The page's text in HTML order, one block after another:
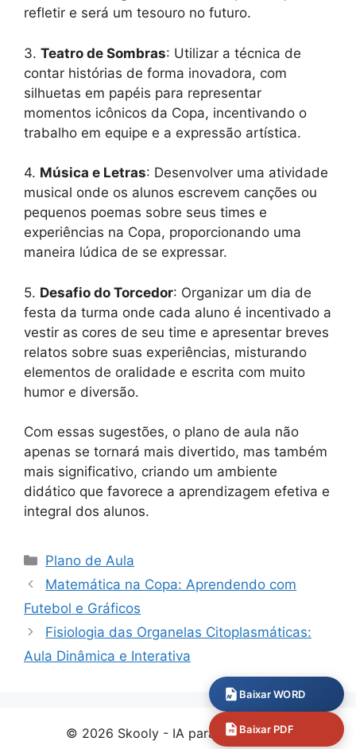
refletir e será um tesouro no futuro.
3. Teatro de Sombras: Utilizar a técnica de
contar histórias de forma inovadora, com
silhuetas em papéis para representar
momentos icônicos da Copa, incentivando o
trabalho em equipe e a expressão artística.
4. Música e Letras: Desenvolver uma atividade
musical onde os alunos escrevem canções ou
pequenos poemas sobre seus times e
experiências na Copa, proporcionando uma
maneira lúdica de se expressar.
5. Desafio do Torcedor: Organizar um dia de
festa da turma onde cada aluno é incentivado a
vestir as cores de seu time e apresentar breves
relatos sobre suas experiências, misturando
elementos de oralidade e escrita com muito
humor e diversão.
Com essas sugestões, o plano de aula não
apenas se tornará mais divertido, mas também
mais significativo, criando um ambiente
didático que favorece a aprendizagem efetiva e
integral dos alunos.
Categorias
Plano de Aula
Matemática na Copa: Aprendendo com
Futebol e Gráficos
Fisiologia das Organelas Citoplasmáticas:
Aula Dinâmica e Interativa
© 2026 Skooly - IA para professores
Baixar WORD
Baixar PDF